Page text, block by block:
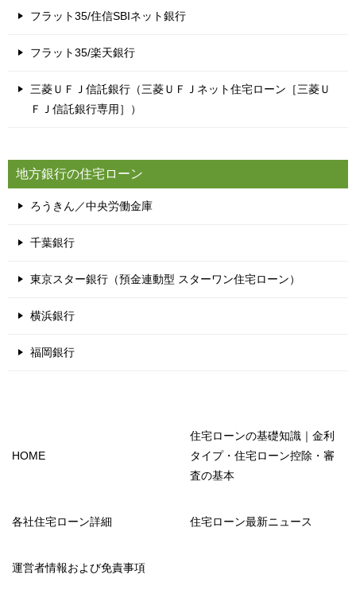
フラット35/住信SBIネット銀行
フラット35/楽天銀行
三菱ＵＦＪ信託銀行（三菱ＵＦＪネット住宅ローン［三菱Ｕ
ＦＪ信託銀行専用］）
地方銀行の住宅ローン
ろうきん／中央労働金庫
千葉銀行
東京スター銀行（預金連動型 スターワン住宅ローン）
横浜銀行
福岡銀行
HOME
住宅ローンの基礎知識｜金利
タイプ・住宅ローン控除・審
査の基本
各社住宅ローン詳細 住宅ローン最新ニュース
運営者情報および免責事項